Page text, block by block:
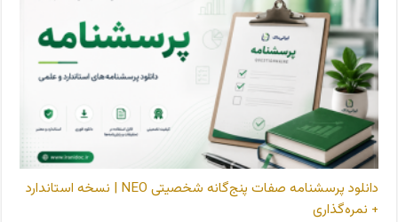
دانلود پرسشنامه صفات پنج‌گانه شخصیتی NEO | نسخه استاندارد
+ نمره‌گذاری